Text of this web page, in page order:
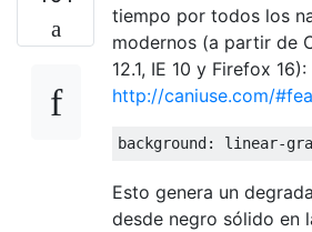
tiempo por todos los
modernos (a partir de
12.1, IE 10 y Firefox 16):
http://caniuse.com/
background: linear-
Esto genera un
desde negro sólido en